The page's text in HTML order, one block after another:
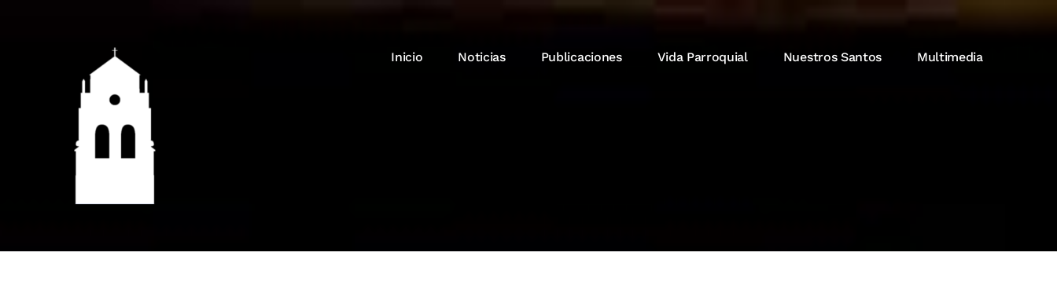
Inicio Noticias Publicaciones Vida Parroquial Nuestros Santos Multimedia